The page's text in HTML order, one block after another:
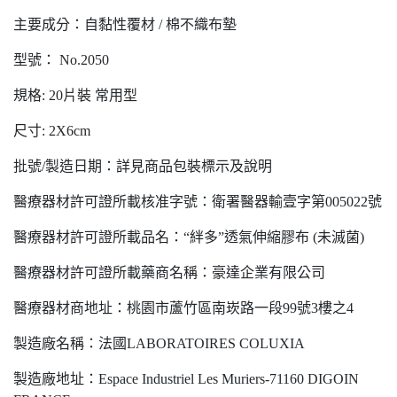
主要成分：自黏性覆材 / 棉不織布墊
型號： No.2050
規格: 20片裝 常用型
尺寸: 2X6cm
批號/製造日期：詳見商品包裝標示及說明
醫療器材許可證所載核准字號：衛署醫器輸壹字第005022號
醫療器材許可證所載品名：“絆多”透氣伸縮膠布 (未滅菌)
醫療器材許可證所載藥商名稱：豪達企業有限公司
醫療器材商地址：桃園市蘆竹區南崁路一段99號3樓之4
製造廠名稱：法國LABORATOIRES COLUXIA
製造廠地址：Espace Industriel Les Muriers-71160 DIGOIN